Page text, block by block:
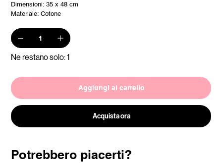
Dimensioni: 35 x 48 cm
Materiale: Cotone
Ne restano solo: 1
Aggiungi al carrello
Acquista ora
Potrebbero piacerti?